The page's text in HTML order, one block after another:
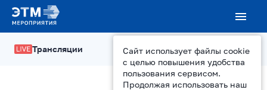
Сайт использует файлы cookie
с целью повышения удобства
пользования сервисом.
Продолжая использовать наш
Трансляции